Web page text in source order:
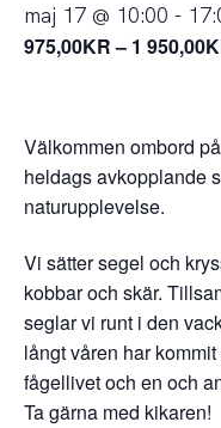
maj 17 @ 10:00 -
975,00KR – 1
Välkommen ombord
heldags avkopplande
naturupplevelse.
Vi sätter segel och
kobbar och skär.
seglar vi runt i den
långt våren har
fågellivet och en och
Ta gärna med kikaren!